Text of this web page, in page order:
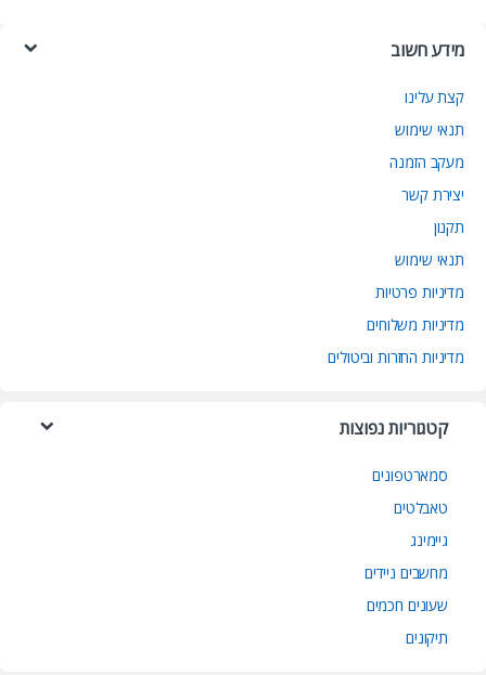
מידע חשוב
קצת עלינו
תנאי שימוש
מעקב הזמנה
יצירת קשר
תקנון
תנאי שימוש
מדיניות פרטיות
מדיניות משלוחים
מדיניות החזרות וביטולים
קטגוריות נפוצות
סמארטפונים
טאבלטים
גיימינג
מחשבים ניידים
שעונים חכמים
תיקונים